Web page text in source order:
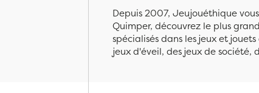
Depuis 2007, Jeujouéthique
Quimper, découvrez le plus
spécialisés dans les jeux et
jeux d'éveil, des jeux de société,